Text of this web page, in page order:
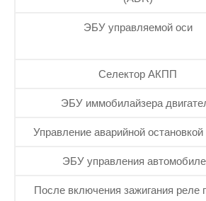
ЭБУ управляемой оси
Селектор АКПП
ЭБУ иммобилайзера
Управление аварийной
ЭБУ управления
После включения зажигания реле